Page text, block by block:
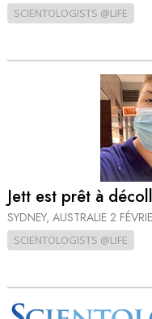
SCIENTOLOGISTS @LIFE
Jett est prêt à
SYDNEY, AUSTRALIE 2
SCIENTOLOGISTS @LIFE